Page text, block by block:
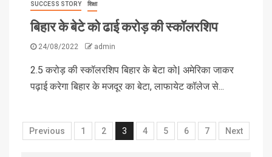
SUCCESS STORY शिक्षा
बिहार के बेटे को ढाई करोड़ की स्कॉलरशिप
24/08/2022 admin
2.5 करोड़ की स्कॉलरशिप बिहार के बेटा को| अमेरिका जाकर
पढ़ाई करेगा बिहार के मजदूर का बेटा, लाफायेट कॉलेज से...
Previous 1 2 3 4 5 6 7 Next